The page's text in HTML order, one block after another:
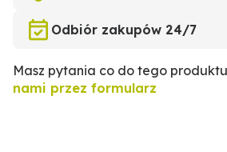
Odbiór zakupów 24/7
Masz pytania co do tego
nami przez formularz